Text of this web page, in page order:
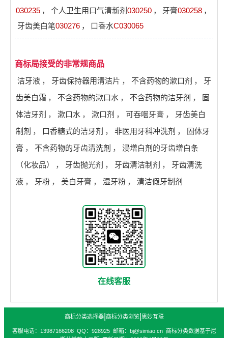
030235 ， 个人卫生用口气清新剂 030250 ， 牙膏030258 ，
牙齿美白笔030276 ， 口香水C030065
商标局接受的非常规商品
洁牙液 ， 牙齿保持器用清洁片 ， 不含药物的漱口剂 ，
牙
齿美白霜 ， 不含药物的漱口水 ， 不含药物的洁牙剂 ，
固
体洁牙剂 ， 漱口水 ， 漱口剂 ， 可吞咽牙膏 ，
牙齿美白
制剂 ， 口香糖式的洁牙剂 ， 非医用牙科冲洗剂 ，
固体牙
膏 ， 不含药物的牙齿清洗剂 ，
浸增白剂的牙齿增白条
（化妆品）
， 牙齿抛光剂 ， 牙齿清洁制剂 ，
牙齿清洗
液 ， 牙粉 ， 美白牙膏 ， 湿牙粉 ， 清洁假牙制剂
在线客服
商标分类选择器| 商标分类浏览| 思妙互联
客服电话：13987166208 QQ：928925 邮箱：bj@simiao.cn 商标分类数据基于尼